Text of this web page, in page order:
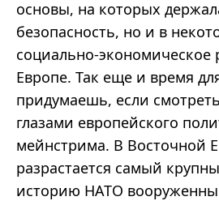
основы, на которых
безопасность, но и в
социально-экономическое
Европе. Так еще и время
придумаешь, если
глазами европейского
мейнстрима. В Восточной
разрастается самый
историю НАТО